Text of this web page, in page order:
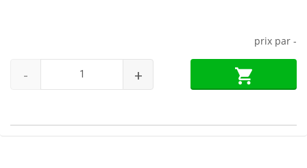
prix par -
- +